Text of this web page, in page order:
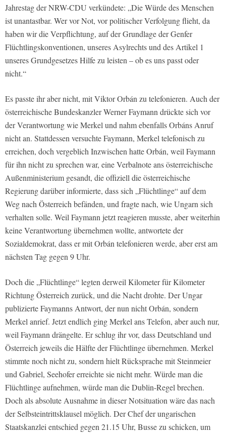
Jahrestag der NRW-CDU verkündete: „Die Würde des Menschen
ist unantastbar. Wer vor Not, vor politischer Verfolgung flieht, da
haben wir die Verpflichtung, auf der Grundlage der Genfer
Flüchtlingskonventionen, unseres Asylrechts und des Artikel 1
unseres Grundgesetzes Hilfe zu leisten – ob es uns passt oder
nicht.“
Es passte ihr aber nicht, mit Viktor Orbán zu telefonieren. Auch der
österreichische Bundeskanzler Werner Faymann drückte sich vor
der Verantwortung wie Merkel und nahm ebenfalls Orbáns Anruf
nicht an. Stattdessen versuchte Faymann, Merkel telefonisch zu
erreichen, doch vergeblich Inzwischen hatte Orbán, weil Faymann
für ihn nicht zu sprechen war, eine Verbalnote ans österreichische
Außenministerium gesandt, die offiziell die österreichische
Regierung darüber informierte, dass sich „Flüchtlinge“ auf dem
Weg nach Österreich befänden, und fragte nach, wie Ungarn sich
verhalten solle. Weil Faymann jetzt reagieren musste, aber weiterhin
keine Verantwortung übernehmen wollte, antwortete der
Sozialdemokrat, dass er mit Orbán telefonieren werde, aber erst am
nächsten Tag gegen 9 Uhr.
Doch die „Flüchtlinge“ legten derweil Kilometer für Kilometer
Richtung Österreich zurück, und die Nacht drohte. Der Ungar
publizierte Faymanns Antwort, der nun nicht Orbán, sondern
Merkel anrief. Jetzt endlich ging Merkel ans Telefon, aber auch nur,
weil Faymann drängelte. Er schlug ihr vor, dass Deutschland und
Österreich jeweils die Hälfte der Flüchtlinge übernehmen. Merkel
stimmte noch nicht zu, sondern hielt Rücksprache mit Steinmeier
und Gabriel, Seehofer erreichte sie nicht mehr. Würde man die
Flüchtlinge aufnehmen, würde man die Dublin-Regel brechen.
Doch als absolute Ausnahme in dieser Notsituation wäre das nach
der Selbsteintrittsklausel möglich. Der Chef der ungarischen
Staatskanzlei entschied gegen 21.15 Uhr, Busse zu schicken, um